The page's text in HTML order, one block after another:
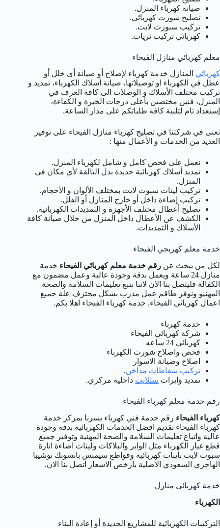
صيانة كهرباء المنزل.
تصليح شورت كهربائي.
تركيب سبورت لايت.
كهربائي تركيب ثريات.
معلم كهربائي منازل الفيحاء
كهربائي المنازل خدمة كهرباء لإصلاح أو صيانة أي خلل أو
عطل في الكهرباء او توصيلاتها، صيانة أسلاك الكهرباء، تمديد و
تركيب مختلف الأسلاك و الوصلات الى كافة الغرف في
المنزل، فنين مختصين بأعلى درجات الخبرة و الكفاءة،
إستعداد تام لتلبية كافة طلباتكم على مدار الساعة.
نعنى في شركتنا في تصليح كهرباء منازل الفيحاء على توفير
العديد من الخدمات و الأعمال منها :
نعمل على فحص كامل و شامل لكهرباء المنزل.
تمديد أسلاك كهربائية جديدة بدل التالفة لأي مكان في
المنزل.
تركيب ليتات سبوت لايت بمختلف الألوان و الأحجام.
تركيب إضاءة داخل أو خارج المنازل أو الفلل.
تصليح أعطال مختلف الأجهزة و التمديدات الكهربائية.
الكشف عن الأعطال داخل المنزل من خلال صيانة كافة
الأسلاك و التمديدات.
خدمة معلم كهربجي الفيحاء
لكل من يبحث عن رقم خدمة معلم كهربائي الفيحاء خدمة
منازل 24 ساعة ويعمل بدقة وجودة عالية وعمل مضمون مع
الكفالة فليتصل بنا الان لاننا نتبع تعليمات السلامة والصحة
المهنيو ونوفر طاقم عمل مدرب بشكل محترف علة جميع
اعمال كهربائي الفيحاء, خدمة كهرباء الفيحاء اهلا بكم.
خدمة كهرباء
شركة كهربائي الفيحاء
كهربائي 24 ساعه
فحص واصلاح شورت الكهرباء
اصلاح وصيانة الاسوار
تركيب شفاطات مداخن.
تمديد وايرات ستلايت داخلية مركزي.
رقم خدمة معلم كهرباء الفيحاء
كهرباء الفيحاء رقم خدمة فني كهرباء يسرنا بمركز خدمة
كهرباء الفيحاء تقديم افضل الخدمات الكهربائية بدقة وجودة
عالية واتباع تعليمات السلامة والصحة المهنية وتوفير جميع
قطع غيار الكهرباء مثل الواير والبلاكات وليتات اضاءة انارة
سبوت لايت بايبات كهربائية وقواطع سيمنس بانسونك توشيبا
الهاجري السعودي الاصلية بارخص الاسعار اتصل بنا الان.
خدمة كهربائي منازل
الكهرباء
التركيبات الكهربائية للمشاريع الجديدة أو إعادة البناء